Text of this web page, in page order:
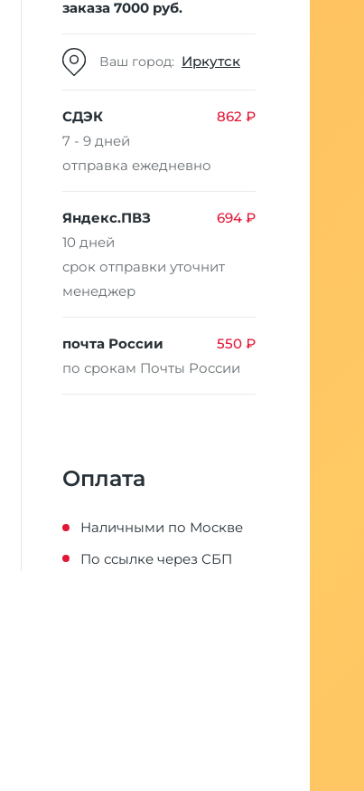
заказа 7000 руб.
Ваш город: Иркутск
СДЭК
862 ₽
7 - 9 дней
отправка ежедневно
Яндекс.ПВЗ
694 ₽
10 дней
срок отправки уточнит
менеджер
почта России
550 ₽
по срокам Почты России
Оплата
Наличными по Москве
По ссылке через СБП